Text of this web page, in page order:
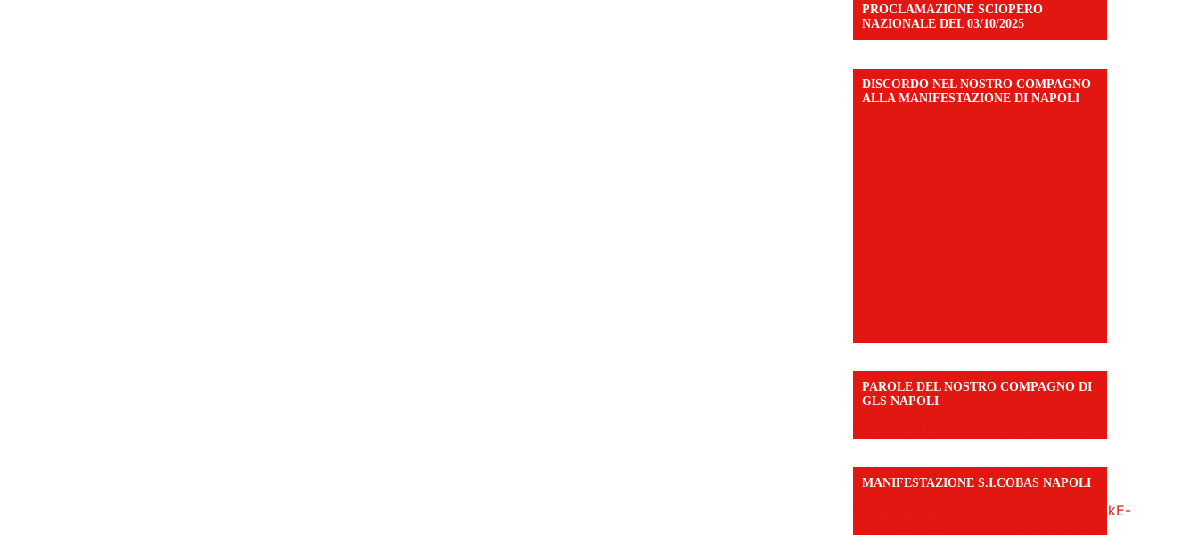
PROCLAMAZIONE SCIOPERO
NAZIONALE DEL 03/10/2025
DISCORDO NEL NOSTRO COMPAGNO
ALLA MANIFESTAZIONE DI NAPOLI
PAROLE DEL NOSTRO COMPAGNO DI
GLS NAPOLI
MANIFESTAZIONE S.I.COBAS NAPOLI
https://www.instagram.com/reel/DMAkE-